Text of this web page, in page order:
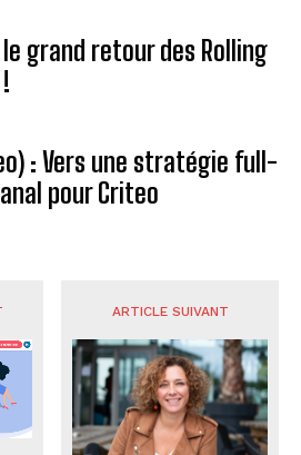
grand retour des Rolling
: Vers une stratégie full-
pour Criteo
ARTICLE SUIVANT